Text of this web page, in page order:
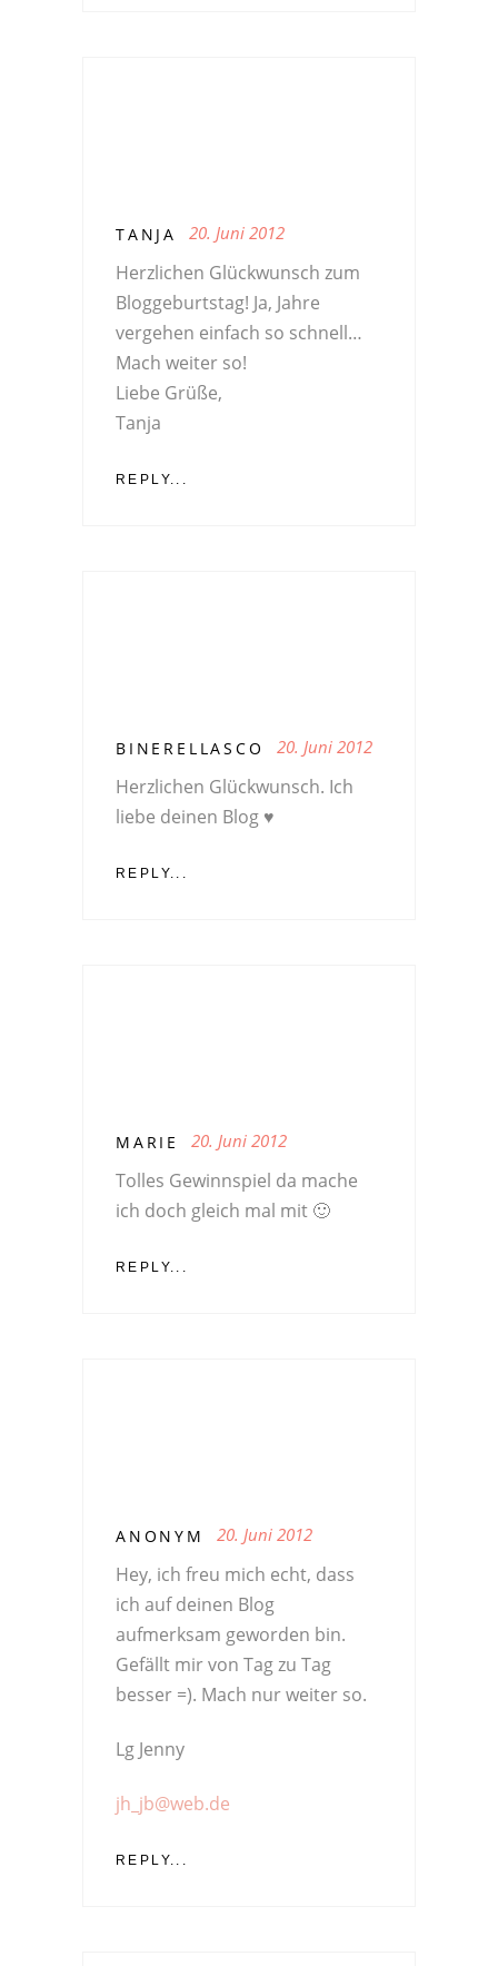
TANJA 20. Juni 2012
Herzlichen Glückwunsch zum
Bloggeburtstag! Ja, Jahre
vergehen einfach so schnell…
Mach weiter so!
Liebe Grüße,
Tanja
REPLY...
BINERELLASCO 20. Juni 2012
Herzlichen Glückwunsch. Ich
liebe deinen Blog ♥
REPLY...
MARIE 20. Juni 2012
Tolles Gewinnspiel da mache
ich doch gleich mal mit 🙂
REPLY...
ANONYM 20. Juni 2012
Hey, ich freu mich echt, dass
ich auf deinen Blog
aufmerksam geworden bin.
Gefällt mir von Tag zu Tag
besser =). Mach nur weiter so.
Lg Jenny
jh_jb@web.de
REPLY...